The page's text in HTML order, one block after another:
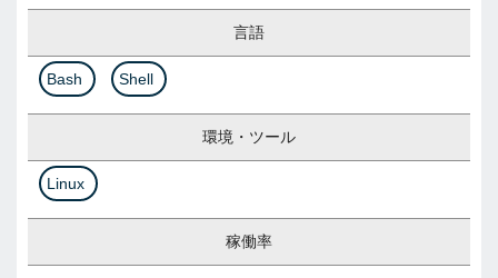
言語
Bash Shell
環境・ツール
Linux
稼働率